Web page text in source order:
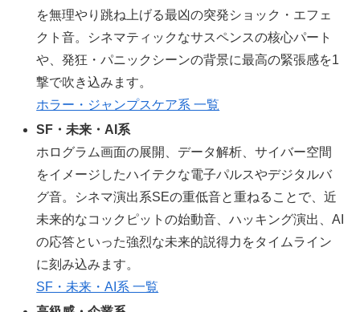
を無理やり跳ね上げる最凶の突発ショック・エフェ
クト音。シネマティックなサスペンスの核心パート
や、発狂・パニックシーンの背景に最高の緊張感を1
撃で吹き込みます。
ホラー・ジャンプスケア系 一覧
SF・未来・AI系
ホログラム画面の展開、データ解析、サイバー空間
をイメージしたハイテクな電子パルスやデジタルバ
グ音。シネマ演出系SEの重低音と重ねることで、近
未来的なコックピットの始動音、ハッキング演出、AI
の応答といった強烈な未来的説得力をタイムライン
に刻み込みます。
SF・未来・AI系 一覧